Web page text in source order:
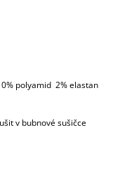
polyamid 2% elastan
v bubnové sušičce